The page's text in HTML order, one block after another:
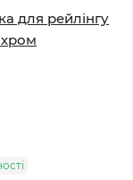
для рейлінгу